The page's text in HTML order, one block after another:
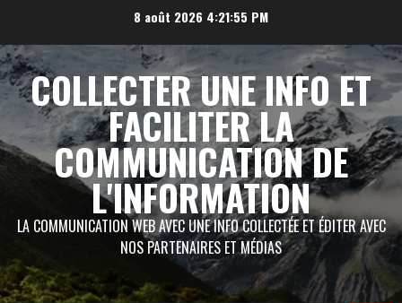
contenu
8 août 2026 4:21:57 PM
COLLECTER UNE INFO ET
FACILITER LA
COMMUNICATION DE
L'INFORMATION
LA COMMUNICATION WEB AVEC UNE INFO COLLECTÉE ET ÉDITER AVEC
NOS PARTENAIRES ET MÉDIAS